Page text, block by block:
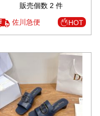
販売個数 2 件
佐川急便 HOT